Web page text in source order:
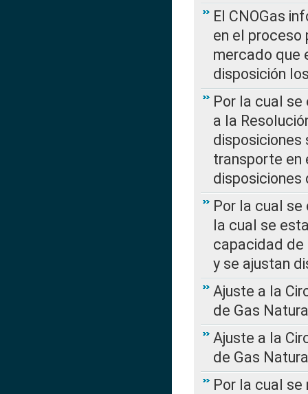
El CNOGas
en el
mercado que
disposición
Por la cual se
a la
disposiciones
transporte en
disposiciones
Por la cual se
la cual se
capacidad de
y se ajustan
Ajuste a la
de Gas
Ajuste a la
de Gas
Por la cual se